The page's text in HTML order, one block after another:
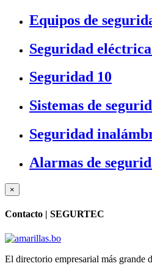
Equipos de
Seguridad eléctrica
Seguridad 10
Sistemas de
Seguridad
Alarmas de
×
Contacto | SEGURTEC
El directorio empresarial más grande